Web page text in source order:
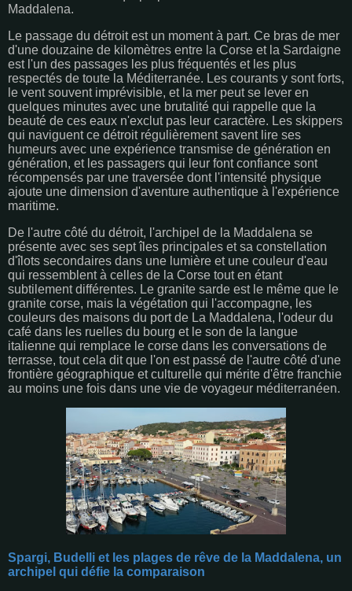
Maddalena.
Le passage du détroit est un moment à part. Ce bras de mer
d'une douzaine de kilomètres entre la Corse et la Sardaigne
est l'un des passages les plus fréquentés et les plus
respectés de toute la Méditerranée. Les courants y sont forts,
le vent souvent imprévisible, et la mer peut se lever en
quelques minutes avec une brutalité qui rappelle que la
beauté de ces eaux n'exclut pas leur caractère. Les skippers
qui naviguent ce détroit régulièrement savent lire ses
humeurs avec une expérience transmise de génération en
génération, et les passagers qui leur font confiance sont
récompensés par une traversée dont l'intensité physique
ajoute une dimension d'aventure authentique à l'expérience
maritime.
De l'autre côté du détroit, l'archipel de la Maddalena se
présente avec ses sept îles principales et sa constellation
d'îlots secondaires dans une lumière et une couleur d'eau
qui ressemblent à celles de la Corse tout en étant
subtilement différentes. Le granite sarde est le même que le
granite corse, mais la végétation qui l'accompagne, les
couleurs des maisons du port de La Maddalena, l'odeur du
café dans les ruelles du bourg et le son de la langue
italienne qui remplace le corse dans les conversations de
terrasse, tout cela dit que l'on est passé de l'autre côté d'une
frontière géographique et culturelle qui mérite d'être franchie
au moins une fois dans une vie de voyageur méditerranéen.
Spargi, Budelli et les plages de rêve de la Maddalena, un
archipel qui défie la comparaison